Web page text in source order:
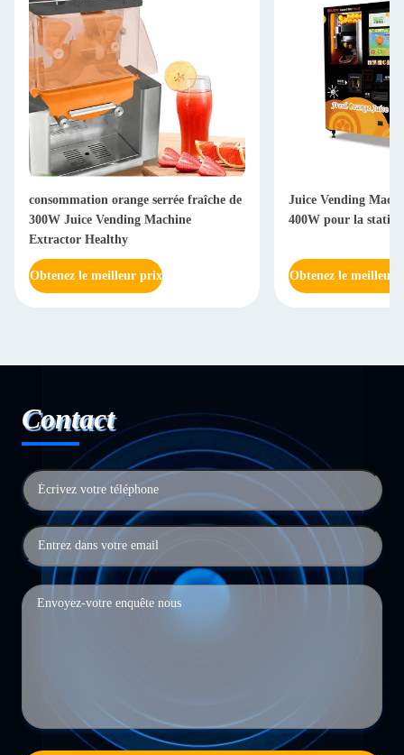
consommation orange serrée fraîche de
300W Juice Vending Machine
Extractor Healthy
Obtenez le meilleur prix
Juice Vending
400W pour la
Obtenez le meilleur
Contact